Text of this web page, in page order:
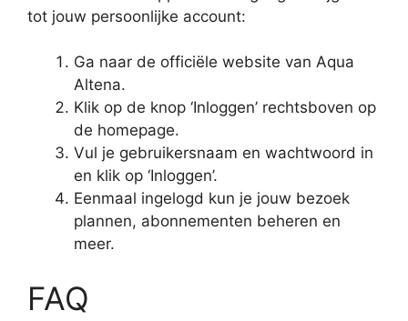
tot jouw persoonlijke account:
Ga naar de officiële website van Aqua
Altena.
Klik op de knop ‘Inloggen’ rechtsboven op
de homepage.
Vul je gebruikersnaam en wachtwoord in
en klik op ‘Inloggen’.
Eenmaal ingelogd kun je jouw bezoek
plannen, abonnementen beheren en
meer.
FAQ